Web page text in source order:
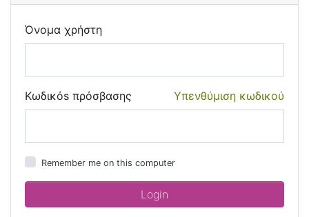
Όνομα χρήστη
Υπενθύμιση κωδικού
Κωδικόs πρόσβασης
Remember me on this computer